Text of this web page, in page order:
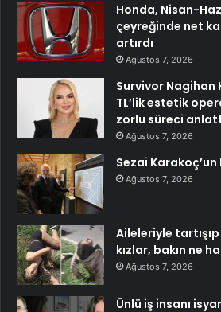
Honda, Nisan-
çeyreğinde net
artırdı
Ağustos 7, 2026
Survivor Nagihan
TL’lik estetik
zorlu süreci
Ağustos 7, 2026
Sezai
Ağustos 7, 2026
Aileleriyle
kızlar, bakın ne
Ağustos 7, 2026
Ünlü iş insanı